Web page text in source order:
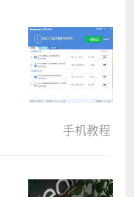
手机教程